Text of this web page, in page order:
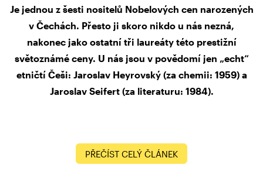
Je jednou z šesti nositelů Nobelových cen narozených
v Čechách. Přesto ji skoro nikdo u nás nezná,
nakonec jako ostatní tři laureáty této prestižní
světoznámé ceny. U nás jsou v povědomí jen „echt“
etničtí Češi: Jaroslav Heyrovský (za chemii: 1959) a
Jaroslav Seifert (za literaturu: 1984).
PŘEČÍST CELÝ ČLÁNEK